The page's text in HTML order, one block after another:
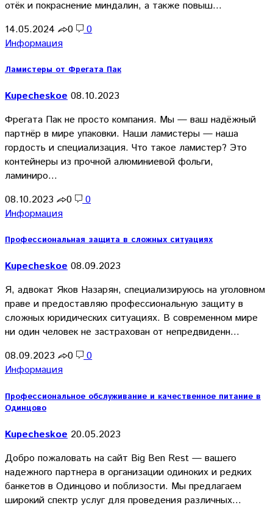
отёк и покраснение миндалин, а также повыш…
14.05.2024
0
0
Информация
Ламистеры от Фрегата Пак
Kupecheskoe 08.10.2023
Фрегата Пак не просто компания. Мы — ваш надёжный
партнёр в мире упаковки. Наши ламистеры — наша
гордость и специализация. Что такое ламистер? Это
контейнеры из прочной алюминиевой фольги,
ламиниро…
08.10.2023
0
0
Информация
Профессиональная защита в сложных ситуациях
Kupecheskoe 08.09.2023
Я, адвокат Яков Назарян, специализируюсь на уголовном
праве и предоставляю профессиональную защиту в
сложных юридических ситуациях. В современном мире
ни один человек не застрахован от непредвиденн…
08.09.2023
0
0
Информация
Профессиональное обслуживание и качественное питание в
Одинцово
Kupecheskoe 20.05.2023
Добро пожаловать на сайт Big Ben Rest — вашего
надежного партнера в организации одиноких и редких
банкетов в Одинцово и поблизости. Мы предлагаем
широкий спектр услуг для проведения различных…